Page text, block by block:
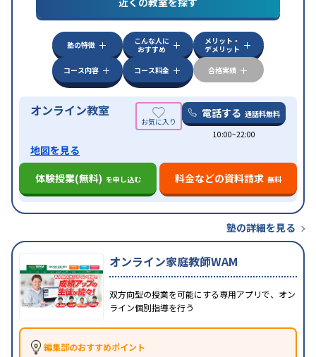
英語・英会話特化
特徴
中高一貫校生に対応授業の振替可能 不登校生に対
オンライン対応 1科目から受講可能季節講習の
みの受講可
自習室あり
塾の特徴
こんな人に
おすすめ
メリット・
デメリット
コース内容
コース料金 合格実績
オンライン教室 電話する 通話料無料
10:00~22:00
地図を見る
体験授業(無料) を申し込む 料金などの資料請求 無料
塾の詳細を見る
オンライン家庭教師WAM
双方向型の授業を可能にする専用アプリで、オン
ライン個別指導を行う
編集部のおすすめポイント